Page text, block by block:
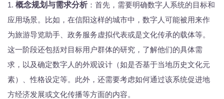
1. 概念规划与需求分析：首先，需要明确数字人系统的目标和
应用场景。比如，在信阳这样的城市中，数字人可能被用来作
为旅游导览助手、政务服务虚拟代表或是文化传承的载体等。
这一阶段还包括对目标用户群体的研究，了解他们的具体需
求，以及确定数字人的外观设计（如是否基于当地历史文化元
素）、性格设定等。此外，还需要考虑如何通过该系统促进地
方经济发展或文化传播等方面的内容。